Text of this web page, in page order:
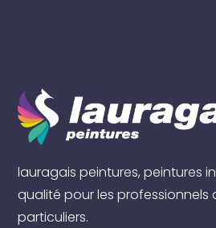
lauragais peintures, peintures
qualité pour les professionnels
particuliers.